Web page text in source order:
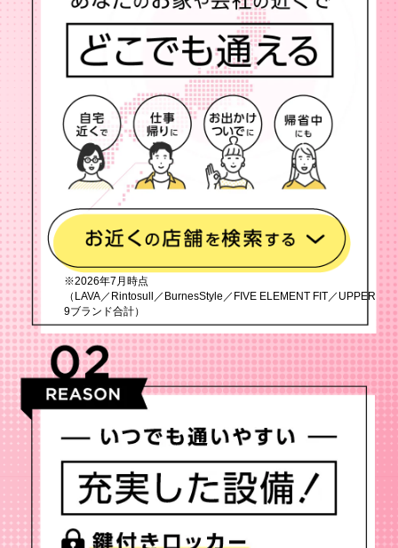
※2026年7月時点
（LAVA／Rintosull／BurnesStyle／FIVE ELEMENT FIT／UPPER
9ブランド合計）